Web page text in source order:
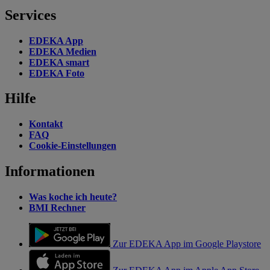
Services
EDEKA App
EDEKA Medien
EDEKA smart
EDEKA Foto
Hilfe
Kontakt
FAQ
Cookie-Einstellungen
Informationen
Was koche ich heute?
BMI Rechner
Zur EDEKA App im Google Playstore